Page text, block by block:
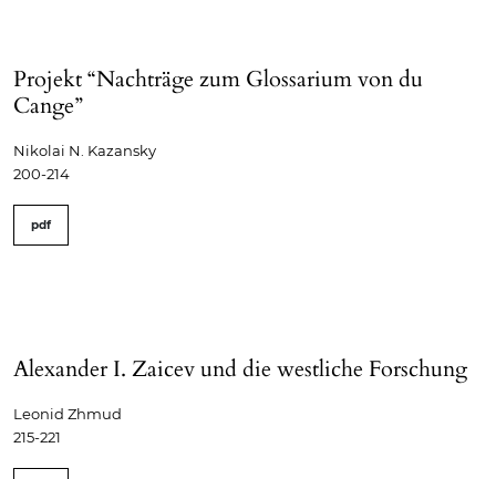
Projekt “Nachträge zum Glossarium von du
Cange”
Nikolai N. Kazansky
200-214
pdf
Alexander I. Zaicev und die westliche Forschung
Leonid Zhmud
215-221